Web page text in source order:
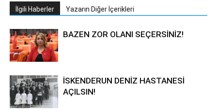
İlgili Haberler Yazarın Diğer İçerikleri
BAZEN ZOR OLANI SEÇERSİNİZ!
İSKENDERUN DENİZ HASTANESİ
AÇILSIN!